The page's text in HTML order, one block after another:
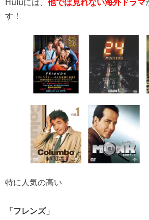
他では見れない海外ドラマ
す！
特に人気の高い
「 フレンズ」